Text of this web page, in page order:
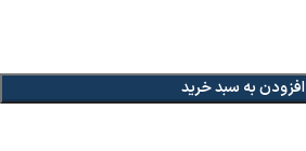
افزودن به سبد خرید